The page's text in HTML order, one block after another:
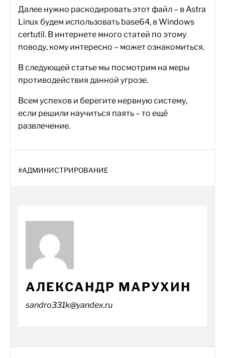
Далее нужно раскодировать этот файл – в Astra
Linux будем использовать base64, в Windows
certutil. В интернете много статей по этому
поводу, кому интересно – может ознакомиться.
В следующей статье мы посмотрим на меры
противодействия данной угрозе.
Всем успехов и берегите нервную систему,
если решили научиться паять – то ещё
развлечение.
#АДМИНИСТРИРОВАНИЕ
АЛЕКСАНДР МАРУХИН
sandro331k@yandex.ru